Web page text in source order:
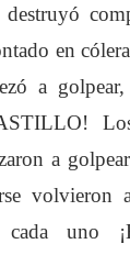
en
a
Los
a
volvieron
uno